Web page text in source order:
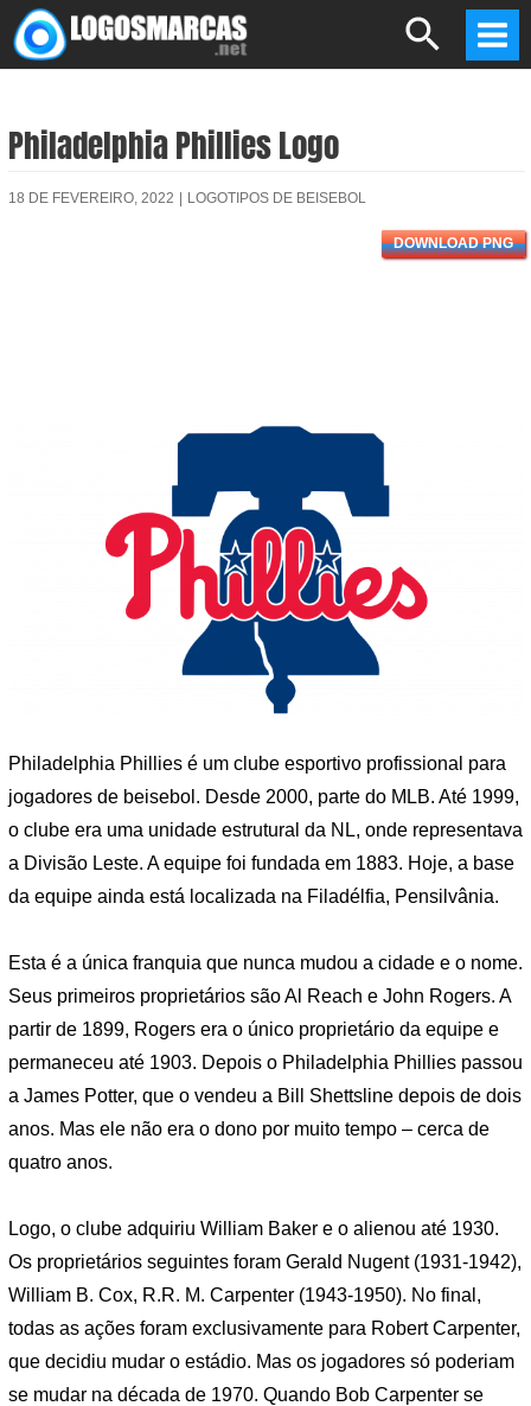
Skip
to
Search
Philadelphia Phillies Logo
18 DE FEVEREIRO, 2022 LOGOTIPOS DE BEISEBOL
DOWNLOAD PNG
Philadelphia Phillies é um clube esportivo profissional para
jogadores de beisebol. Desde 2000, parte do MLB. Até 1999,
o clube era uma unidade estrutural da NL, onde representava
a Divisão Leste. A equipe foi fundada em 1883. Hoje, a base
da equipe ainda está localizada na Filadélfia, Pensilvânia.
Esta é a única franquia que nunca mudou a cidade e o nome.
Seus primeiros proprietários são Al Reach e John Rogers. A
partir de 1899, Rogers era o único proprietário da equipe e
permaneceu até 1903. Depois o Philadelphia Phillies passou
a James Potter, que o vendeu a Bill Shettsline depois de dois
anos. Mas ele não era o dono por muito tempo – cerca de
quatro anos.
Logo, o clube adquiriu William Baker e o alienou até 1930.
Os proprietários seguintes foram Gerald Nugent (1931-1942),
William B. Cox, R.R. M. Carpenter (1943-1950). No final,
todas as ações foram exclusivamente para Robert Carpenter,
que decidiu mudar o estádio. Mas os jogadores só poderiam
se mudar na década de 1970. Quando Bob Carpenter se